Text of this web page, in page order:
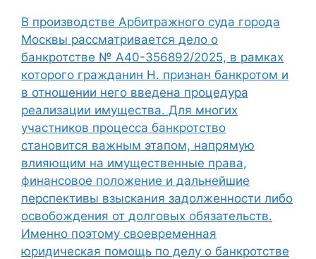
В производстве Арбитражного суда города
Москвы рассматривается дело о
банкротстве № А40-356892/2025, в рамках
которого гражданин Н. признан банкротом и
в отношении него введена процедура
реализации имущества. Для многих
участников процесса банкротство
становится важным этапом, напрямую
влияющим на имущественные права,
финансовое положение и дальнейшие
перспективы взыскания задолженности либо
освобождения от долговых обязательств.
Именно поэтому своевременная
юридическая помощь по делу о банкротстве